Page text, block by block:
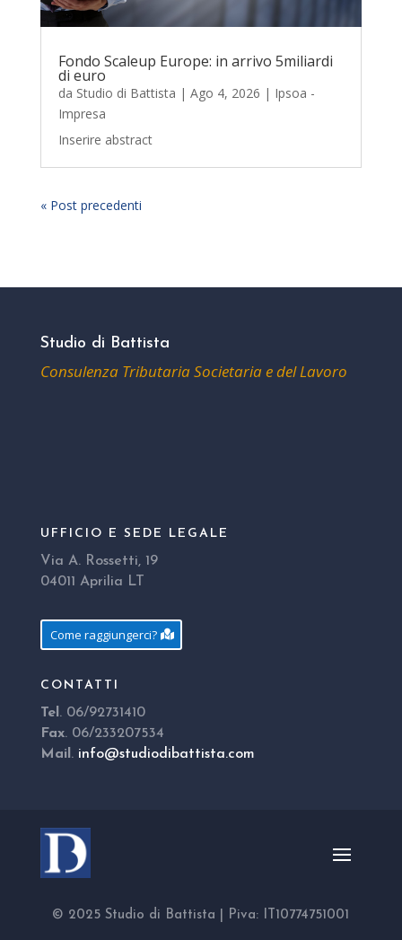
Fondo Scaleup Europe: in arrivo 5miliardi
di euro
da Studio di Battista | Ago 4, 2026 | Ipsoa -
Impresa
Inserire abstract
« Post precedenti
Studio di Battista
Consulenza Tributaria Societaria e del Lavoro
UFFICIO E SEDE LEGALE
Via A. Rossetti, 19
04011 Aprilia LT
Come raggiungerci?
CONTATTI
Tel . 06/92731410
Fax. 06/233207534
Mail . info@studiodibattista.com
© 2025 Studio di Battista | Piva: IT10774751001